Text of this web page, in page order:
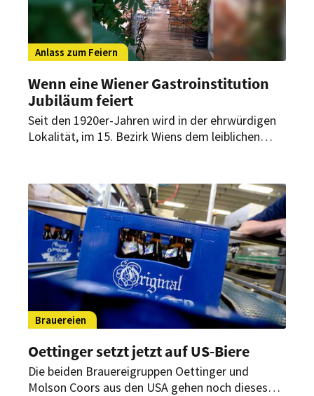
Anlass zum Feiern
Wenn eine Wiener Gastroinstitution
Jubiläum feiert
Seit den 1920er-Jahren wird in der ehrwürdigen
Lokalität, im 15. Bezirk Wiens dem leiblichen
es nach einigen kurzen Intermezzi zum Hawidere
wurde. Jetzt feiert die Wiener Institution
Jubiläum.
Brauereien
Oettinger setzt jetzt auf US-Biere
Die beiden Brauereigruppen Oettinger und
Molson Coors aus den USA gehen noch dieses